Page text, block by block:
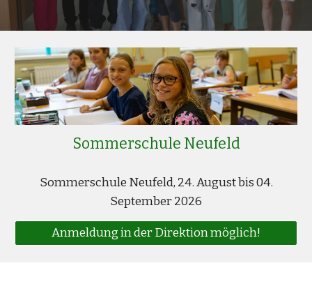
Sommerschule Neufeld
Sommerschule Neufeld, 24. August bis 04.
September 2026
Anmeldung in der Direktion möglich!